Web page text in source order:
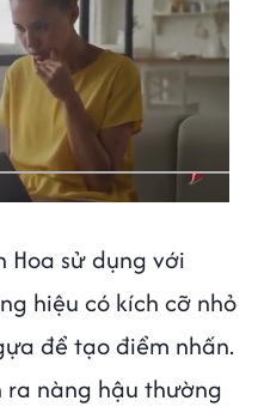
Hoa sử dụng với
hiệu có kích cỡ nhỏ
để tạo điểm nhấn.
nàng hậu thường